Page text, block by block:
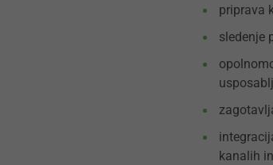
priprava
sledenje
kanalih